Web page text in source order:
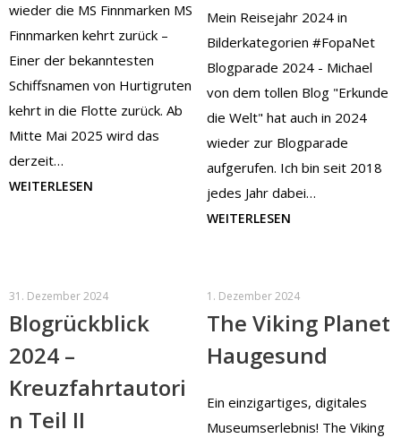
wieder die MS Finnmarken MS
Finnmarken kehrt zurück –
Einer der bekanntesten
Schiffsnamen von Hurtigruten
kehrt in die Flotte zurück. Ab
Mitte Mai 2025 wird das
derzeit…
WEITERLESEN
Mein Reisejahr 2024 in
Bilderkategorien #FopaNet
Blogparade 2024 - Michael
von dem tollen Blog "Erkunde
die Welt" hat auch in 2024
wieder zur Blogparade
aufgerufen. Ich bin seit 2018
jedes Jahr dabei…
WEITERLESEN
31. Dezember 2024
Blogrückblick
2024 –
Kreuzfahrtautori
n Teil II
1. Dezember 2024
The Viking Planet
Haugesund
Ein einzigartiges, digitales
Museumserlebnis! The Viking